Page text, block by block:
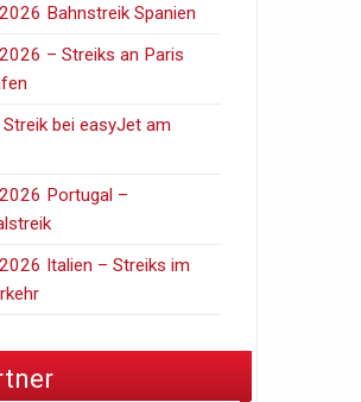
Bahnstreik Spanien
– Streiks an Paris
bei easyJet am
Portugal –
Italien – Streiks im